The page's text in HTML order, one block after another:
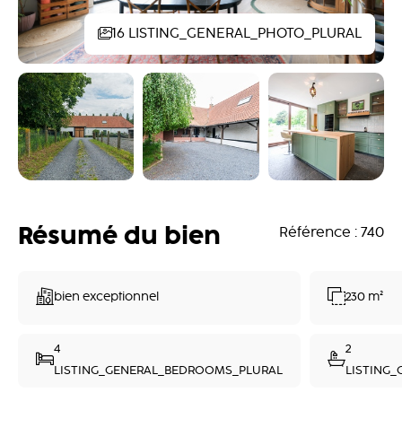
16 LISTING_GENERAL_PHOTO_PLURAL
Résumé du bien Référence : 740
bien exceptionnel 230 m²
4
LISTING_GENERAL_BEDROOMS_PLURAL
2